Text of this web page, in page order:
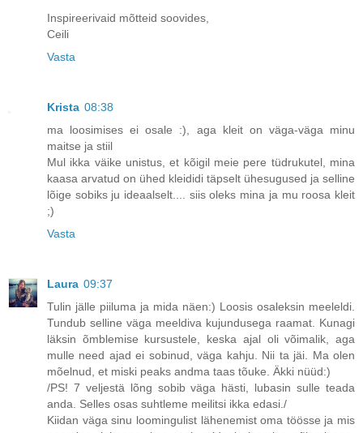
Inspireerivaid mõtteid soovides,
Ceili
Vasta
Krista 08:38
ma loosimises ei osale :), aga kleit on väga-väga minu
maitse ja stiil
Mul ikka väike unistus, et kõigil meie pere tüdrukutel, mina
kaasa arvatud on ühed kleididi täpselt ühesugused ja selline
lõige sobiks ju ideaalselt.... siis oleks mina ja mu roosa kleit
;)
Vasta
Laura 09:37
Tulin jälle piiluma ja mida näen:) Loosis osaleksin meeleldi.
Tundub selline väga meeldiva kujundusega raamat. Kunagi
läksin õmblemise kursustele, keska ajal oli võimalik, aga
mulle need ajad ei sobinud, väga kahju. Nii ta jäi. Ma olen
mõelnud, et miski peaks andma taas tõuke. Äkki nüüd:)
/PS! 7 veljestä lõng sobib väga hästi, lubasin sulle teada
anda. Selles osas suhtleme meilitsi ikka edasi./
Kiidan väga sinu loomingulist lähenemist oma töösse ja mis